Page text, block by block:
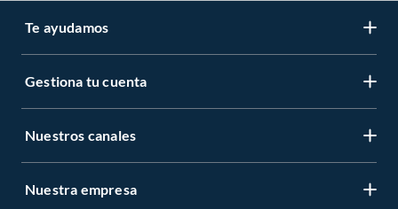
Te ayudamos
Gestiona tu cuenta
Nuestros canales
Nuestra empresa